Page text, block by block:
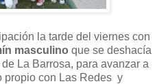
la tarde del viernes con
masculino que se deshacía
La Barrosa, para avanzar a
propio con Las Redes y